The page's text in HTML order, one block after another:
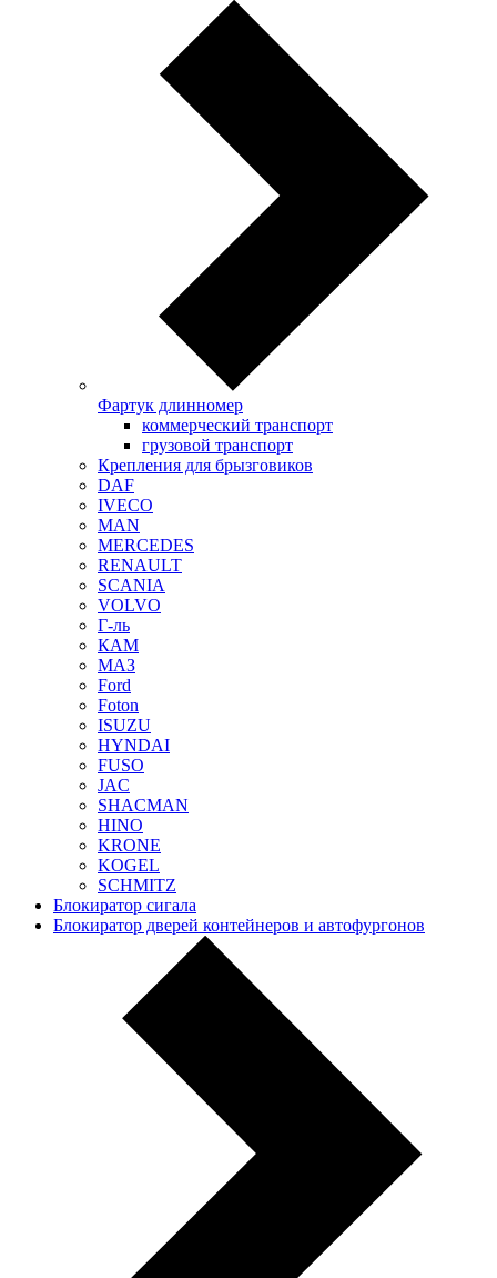
Фартук длинномер
коммерческий транспорт
грузовой транспорт
Крепления для брызговиков
DAF
IVECO
MAN
MERCEDES
RENAULT
SCANIA
VOLVO
Г-ль
КАМ
МАЗ
Ford
Foton
ISUZU
HYNDAI
FUSO
JAC
SHACMAN
HINO
KRONE
KOGEL
SCHMITZ
Блокиратор сигала
Блокиратор дверей контейнеров и автофургонов